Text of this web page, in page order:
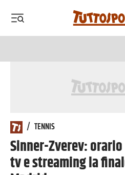
/ TENNIS
Sinner-Zverev:
tv e streaming la